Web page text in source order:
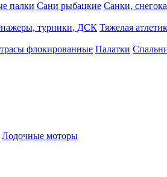
палки Сани рыбацкие Санки,
турники, ДСК Тяжелая
флокированные Палатки
Лодочные моторы